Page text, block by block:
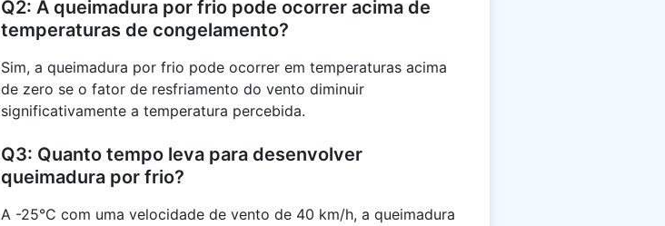
Q2: A queimadura por frio pode ocorrer acima de
temperaturas de congelamento?
Sim, a queimadura por frio pode ocorrer em temperaturas acima
de zero se o fator de resfriamento do vento diminuir
significativamente a temperatura percebida.
Q3: Quanto tempo leva para desenvolver
queimadura por frio?
A -25°C com uma velocidade de vento de 40 km/h, a queimadura